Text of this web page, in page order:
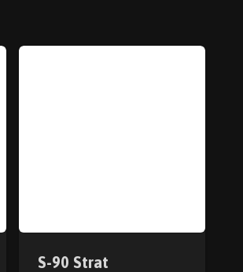
S-90 Strat